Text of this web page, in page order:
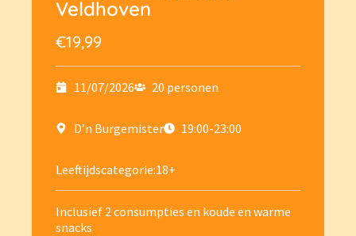
Veldhoven
€19,99
11/07/2026 20 personen
D’n Burgemister 19:00-23:00
Leeftijdscategorie:18+
Inclusief 2 consumpties en koude en warme
snacks